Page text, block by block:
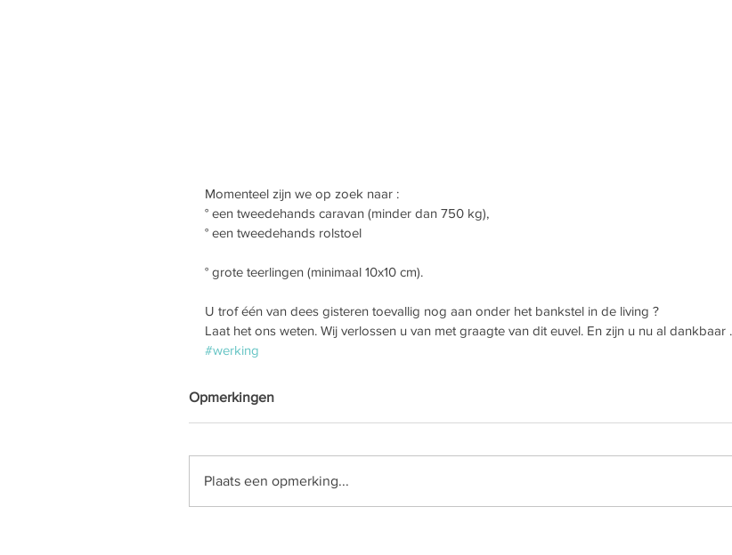
Momenteel zijn we op zoek naar :
° een tweedehands caravan (minder dan 750 kg),
° een tweedehands rolstoel
° grote teerlingen (minimaal 10x10 cm).
U trof één van dees gisteren toevallig nog aan onder het bankstel in de living ?
Laat het ons weten. Wij verlossen u van met graagte van dit euvel. En zijn u nu al dankbaar .
#werking
Opmerkingen
Plaats een opmerking...